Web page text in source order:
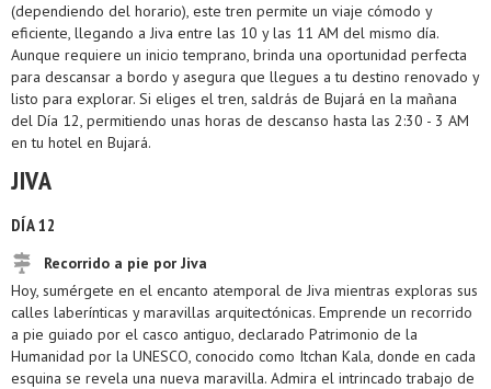
(dependiendo del horario), este tren permite un viaje cómodo y
eficiente, llegando a Jiva entre las 10 y las 11 AM del mismo día.
Aunque requiere un inicio temprano, brinda una oportunidad perfecta
para descansar a bordo y asegura que llegues a tu destino renovado y
listo para explorar. Si eliges el tren, saldrás de Bujará en la mañana
del Día 12, permitiendo unas horas de descanso hasta las 2:30 - 3 AM
en tu hotel en Bujará.
JIVA
DÍA 12
Recorrido a pie por Jiva
Hoy, sumérgete en el encanto atemporal de Jiva mientras exploras sus
calles laberínticas y maravillas arquitectónicas. Emprende un recorrido
a pie guiado por el casco antiguo, declarado Patrimonio de la
Humanidad por la UNESCO, conocido como Itchan Kala, donde en cada
esquina se revela una nueva maravilla. Admira el intrincado trabajo de